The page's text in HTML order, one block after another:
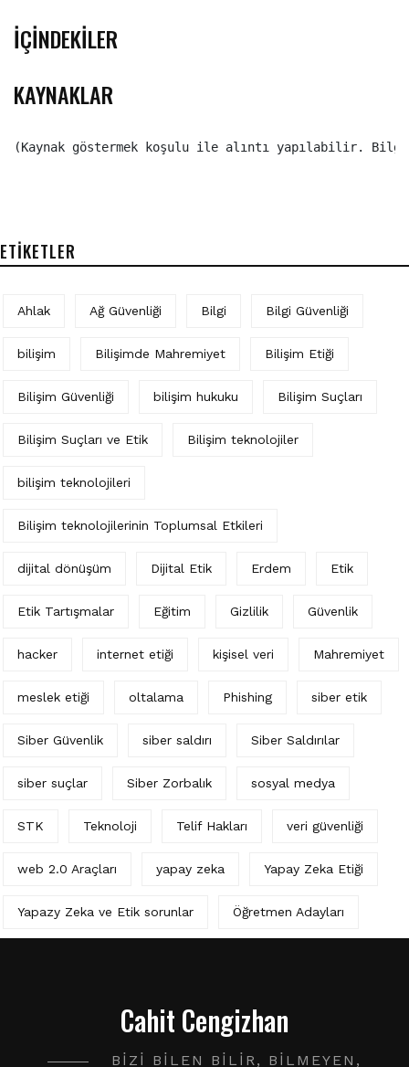
İÇİNDEKİLER
KAYNAKLAR
(Kaynak göstermek koşulu ile alıntı yapılabilir.
ETIKETLER
Ahlak Ağ Güvenliği Bilgi Bilgi Güvenliği
bilişim Bilişimde Mahremiyet Bilişim Etiği
Bilişim Güvenliği bilişim hukuku Bilişim Suçları
Bilişim Suçları ve Etik Bilişim teknolojiler
bilişim teknolojileri
Bilişim teknolojilerinin Toplumsal Etkileri
dijital dönüşüm Dijital Etik Erdem Etik
Etik Tartışmalar Eğitim Gizlilik Güvenlik
hacker internet etiği kişisel veri Mahremiyet
meslek etiği oltalama Phishing siber etik
Siber Güvenlik siber saldırı Siber Saldırılar
siber suçlar Siber Zorbalık sosyal medya
STK Teknoloji Telif Hakları veri güvenliği
web 2.0 Araçları yapay zeka Yapay Zeka Etiği
Yapazy Zeka ve Etik sorunlar Öğretmen Adayları
Cahit Cengizhan
BIZI BILEN BILIR, BILMEYEN,